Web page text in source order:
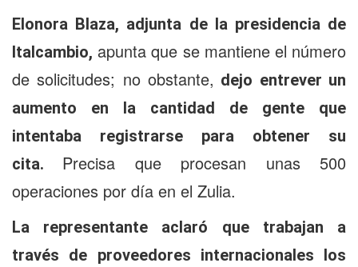
Elonora Blaza, adjunta de la presidencia de
Italcambio, apunta que se mantiene el número
de solicitudes; no obstante, dejo entrever un
aumento en la cantidad de gente que
intentaba registrarse para obtener su
cita. Precisa que procesan unas 500
operaciones por día en el Zulia.
La representante aclaró que trabajan a
través de proveedores internacionales los